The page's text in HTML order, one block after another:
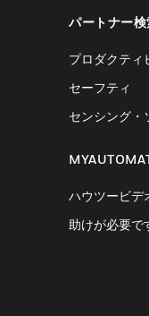
パートナー検
プロダクティ
セーフティ
センシング・
ハウツービデ
助けが必要で